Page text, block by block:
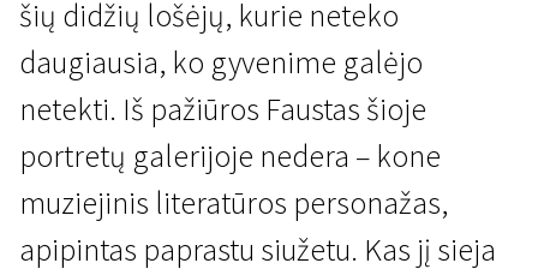
šių didžių lošėjų, kurie neteko
daugiausia, ko gyvenime galėjo
netekti. Iš pažiūros Faustas šioje
portretų galerijoje nedera – kone
muziejinis literatūros personažas,
apipintas paprastu siužetu. Kas jį sieja